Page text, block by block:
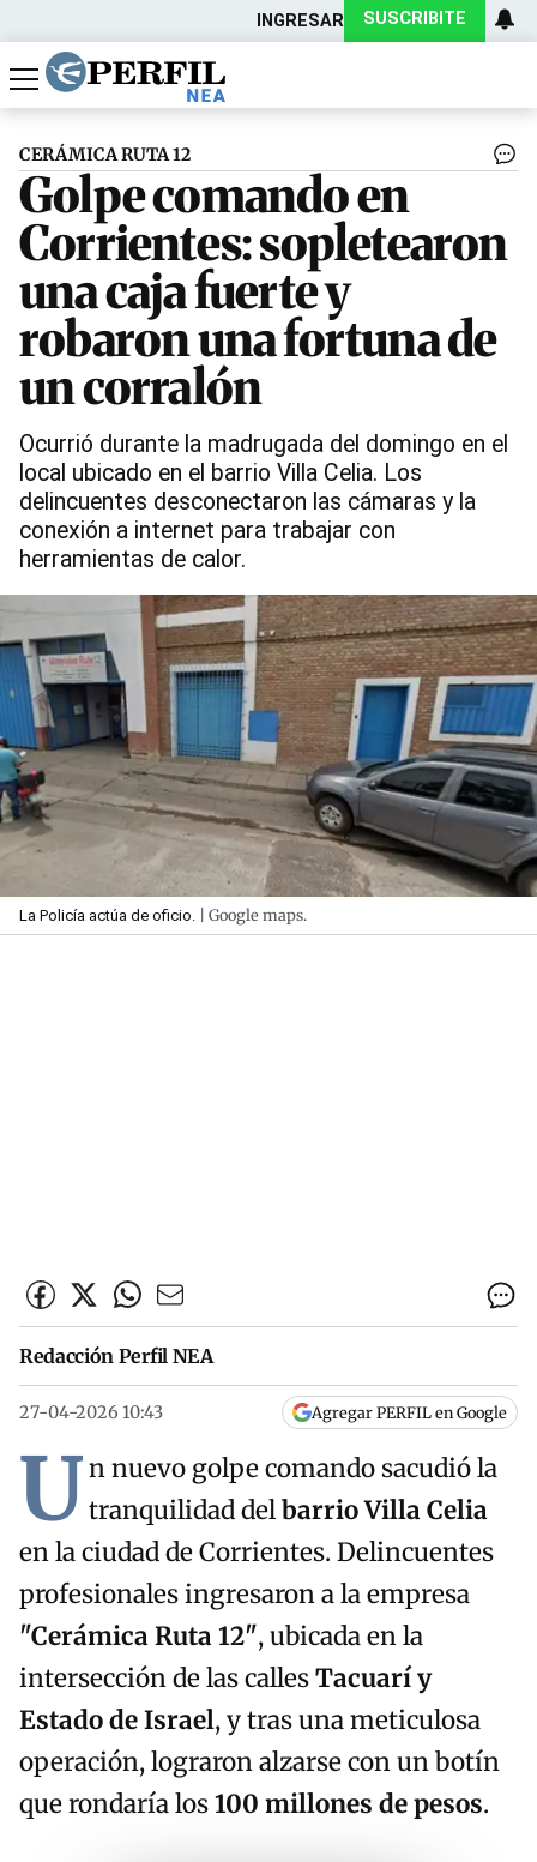
INGRESAR SUSCRIBITE
Política
Economía
Actualidad
CERÁMICA RUTA 12
Golpe comando en
Corrientes: sopletearon
una caja fuerte y
robaron una fortuna de
un corralón
Ocurrió durante la madrugada del domingo en el
local ubicado en el barrio Villa Celia. Los
delincuentes desconectaron las cámaras y la
conexión a internet para trabajar con
herramientas de calor.
La Policía actúa de oficio. | Google maps.
Redacción Perfil NEA
27-04-2026 10:43 Agregar PERFIL en Google
Un nuevo golpe comando sacudió la
tranquilidad delbarrio Villa Celia
en la ciudad de Corrientes. Delincuentes
profesionales ingresaron a la empresa
"Cerámica Ruta 12", ubicada en la
intersección de las callesTacuarí y
Estado de Israel, y tras una meticulosa
operación, lograron alzarse con un botín
que rondaría los100 millones de pesos.